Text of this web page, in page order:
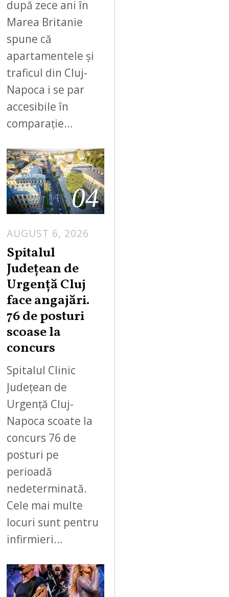
după zece ani în
Marea Britanie
spune că
apartamentele și
traficul din Cluj-
Napoca i se par
accesibile în
comparație…
04
AUGUST 6, 2026
Spitalul
Județean de
Urgență Cluj
face angajări.
76 de posturi
scoase la
concurs
Spitalul Clinic
Județean de
Urgență Cluj-
Napoca scoate la
concurs 76 de
posturi pe
perioadă
nedeterminată.
Cele mai multe
locuri sunt pentru
infirmieri…